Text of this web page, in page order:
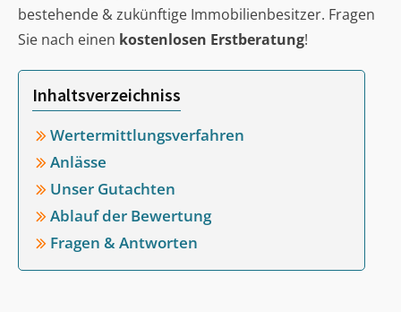
bestehende & zukünftige Immobilienbesitzer. Fragen
Sie nach einen kostenlosen Erstberatung!
Inhaltsverzeichniss
Wertermittlungsverfahren
Anlässe
Unser Gutachten
Ablauf der Bewertung
Fragen & Antworten